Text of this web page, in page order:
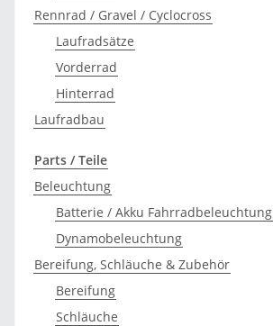
Rennrad / Gravel / Cyclocross
Laufradsätze
Vorderrad
Hinterrad
Laufradbau
Parts / Teile
Beleuchtung
Batterie / Akku Fahrradbeleuchtung
Dynamobeleuchtung
Bereifung, Schläuche & Zubehör
Bereifung
Schläuche